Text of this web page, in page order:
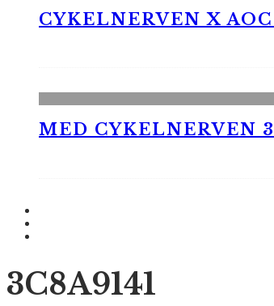
CYKELNERVEN X
MED CYKELNERVEN
3C8A9141